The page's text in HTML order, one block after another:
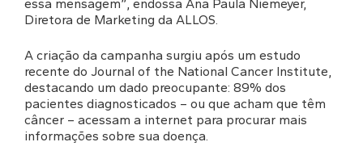
essa mensagem”, endossa Ana Paula Niemeyer,
Diretora de Marketing da ALLOS.
A criação da campanha surgiu após um estudo
recente do Journal of the National Cancer Institute,
destacando um dado preocupante: 89% dos
pacientes diagnosticados – ou que acham que têm
câncer – acessam a internet para procurar mais
informações sobre sua doença.